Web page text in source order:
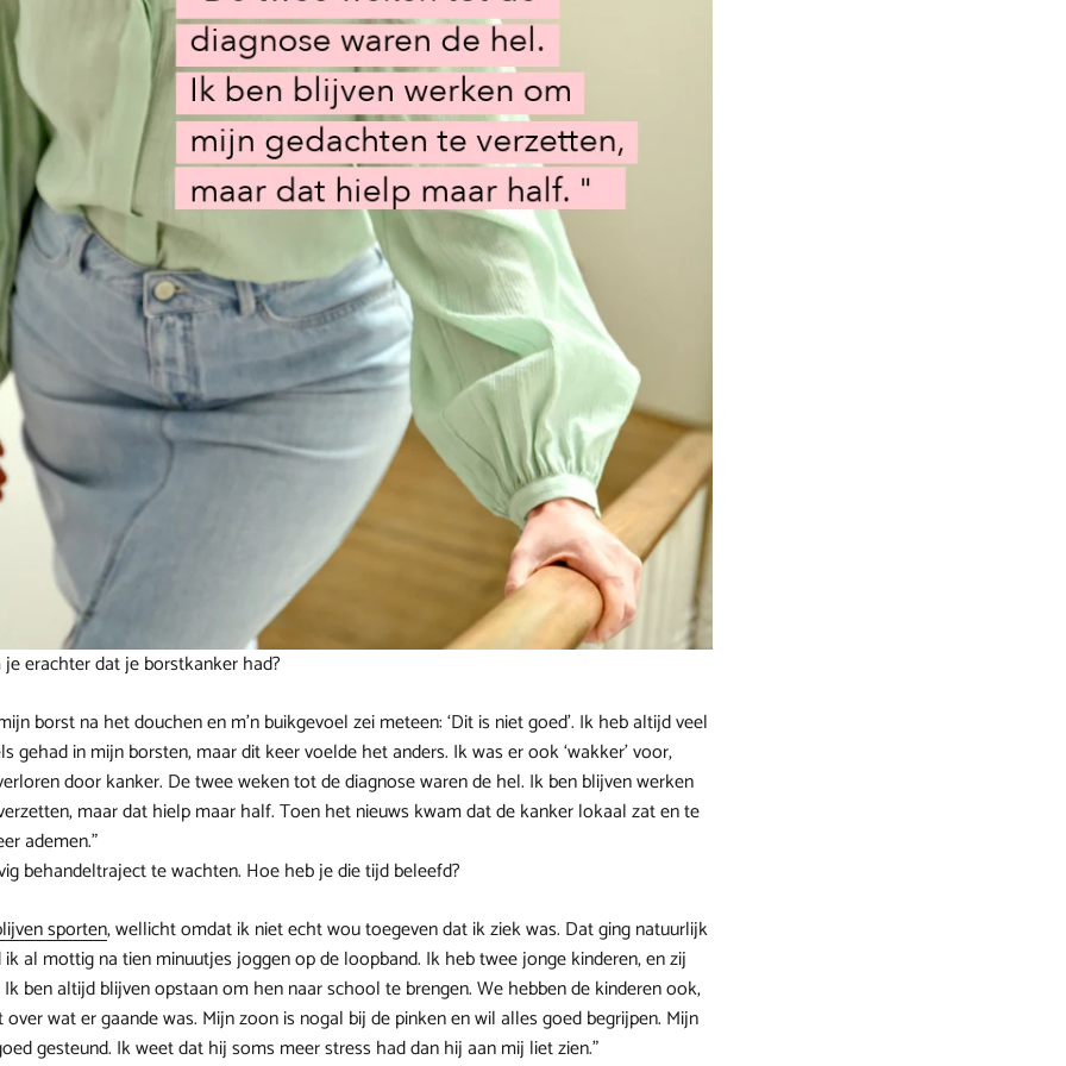
erachter dat je borstkanker had?
borst na het douchen en m’n buikgevoel zei meteen: ‘Dit is niet goed’. Ik heb altijd veel
gehad in mijn borsten, maar dit keer voelde het anders. Ik was er ook ‘wakker’ voor,
door kanker. De twee weken tot de diagnose waren de hel. Ik ben blijven werken
maar dat hielp maar half. Toen het nieuws kwam dat de kanker lokaal zat en te
ademen.”
behandeltraject te wachten. Hoe heb je die tijd beleefd?
sporten, wellicht omdat ik niet echt wou toegeven dat ik ziek was. Dat ging natuurlijk
al mottig na tien minuutjes joggen op de loopband. Ik heb twee jonge kinderen, en zij
ben altijd blijven opstaan om hen naar school te brengen. We hebben de kinderen ook,
wat er gaande was. Mijn zoon is nogal bij de pinken en wil alles goed begrijpen. Mijn
gesteund. Ik weet dat hij soms meer stress had dan hij aan mij liet zien.”